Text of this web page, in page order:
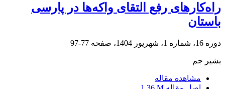
راه‌کارهای رفع التقای واکه‌ها در پارسی
باستان
دوره 16، شماره 1، شهریور 1404، صفحه 77-97
بشیر جم
مشاهده مقاله